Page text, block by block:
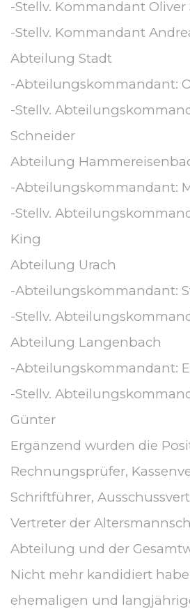
-Stellv. Kommandant Oliver
-Stellv. Kommandant
Abteilung Stadt
-Abteilungskommandant:
-Stellv.
Schneider
Abteilung
-Abteilungskommandant:
-Stellv.
King
Abteilung Urach
-Abteilungskommandant:
-Stellv.
Abteilung Langenbach
-Abteilungskommandant:
-Stellv.
Günter
Ergänzend wurden die
Rechnungsprüfer,
Schriftführer,
Vertreter der
Abteilung und der
Nicht mehr kandidiert
ehemaligen und